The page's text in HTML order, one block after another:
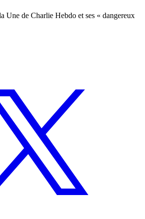
Une de Charlie Hebdo et ses « dangereux